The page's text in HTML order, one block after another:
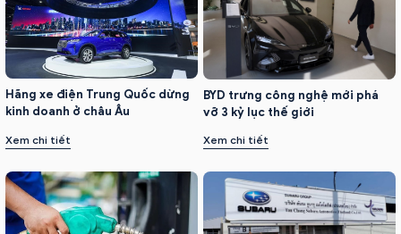
Hãng xe điện Trung Quốc dừng
kinh doanh ở châu Âu
Xem chi tiết
BYD trưng công nghệ mới phá
vỡ 3 kỷ lục thế giới
Xem chi tiết